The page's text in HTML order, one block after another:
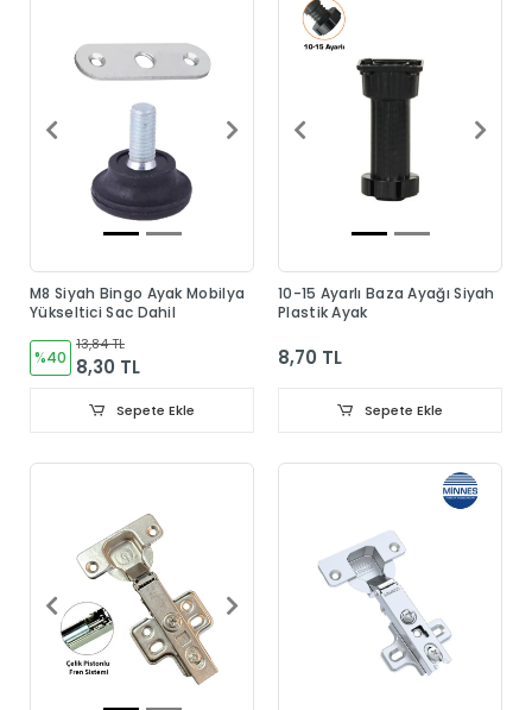
M8 Siyah Bingo Ayak Mobilya
Yükseltici Sac Dahil
%40
13,84 TL
8,30 TL
Sepete Ekle
10-15 Ayarlı Baza Ayağı Siyah
Plastik Ayak
8,70 TL
Sepete Ekle